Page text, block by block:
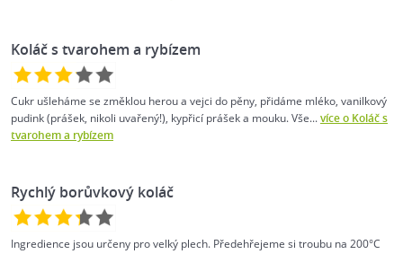
Koláč s tvarohem a rybízem
Cukr ušleháme se změklou herou a vejci do pěny, přidáme mléko, vanilkový
pudink (prášek, nikoli uvařený!), kypřicí prášek a mouku. Vše...více o Koláč s
tvarohem a rybízem
Rychlý borůvkový koláč
Ingredience jsou určeny pro velký plech. Předehřejeme si troubu na 200°C